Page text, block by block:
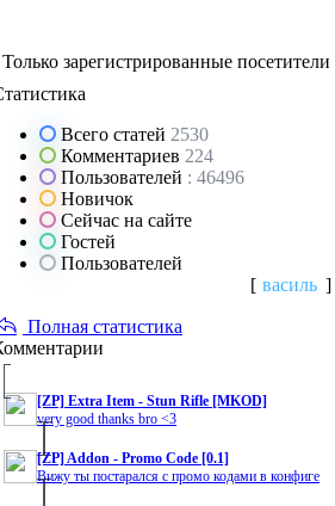
Только зарегистрированные посетители
Всего статей 2530
Комментариев 224
Пользователей : 46496
Новичок
Сейчас на сайте
Гостей
Пользователей
[ василь ]
Полная статистика
[ZP] Extra Item - Stun Rifle [MKOD]
very good thanks bro <3
[ZP] Addon - Promo Code [0.1]
Вижу ты постарался с промо кодами в конфиге